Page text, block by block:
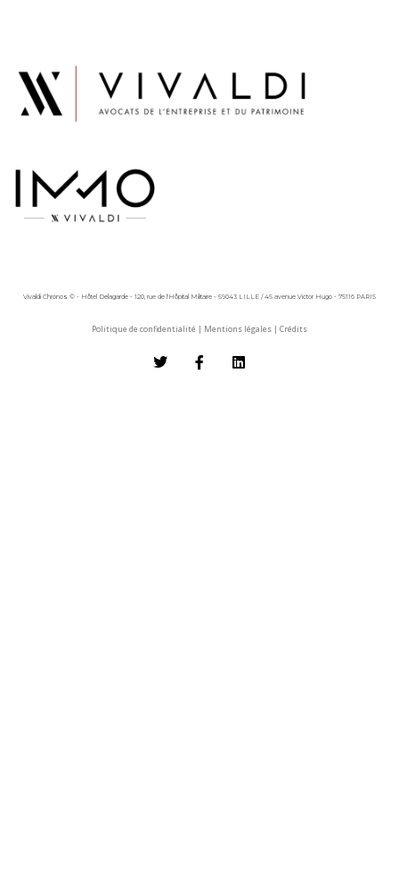
Vivaldi Chronos © - Hôtel Delagarde - 120, rue de l'Hôpital Militaire - 59043 LILLE / 45 avenue Victor Hugo - 75116 PARIS
Politique de confidentialité | Mentions légales | Crédits